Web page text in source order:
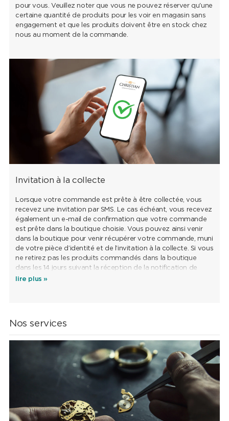
pour vous. Veuillez noter que vous ne pouvez réserver qu'une
certaine quantité de produits pour les voir en magasin sans
engagement et que les produits doivent être en stock chez
nous au moment de la commande.
Invitation à la collecte
Lorsque votre commande est prête à être collectée, vous
recevez une invitation par SMS. Le cas échéant, vous recevez
également un e-mail de confirmation que votre commande
est prête dans la boutique choisie. Vous pouvez ainsi venir
dans la boutique pour venir récupérer votre commande, muni
de votre pièce d’identité et de l’invitation à la collecte. Si vous
ne retirez pas les produits commandés dans la boutique
dans les 14 jours suivant la réception de la notification de
retrait, nous pouvons annuler la commande.
lire plus »
Nos services